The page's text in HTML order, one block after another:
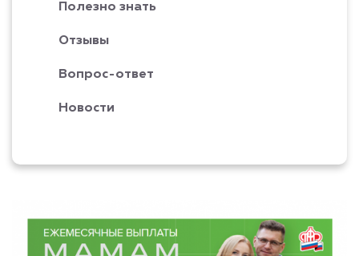
Полезно знать
Отзывы
Вопрос-ответ
Новости